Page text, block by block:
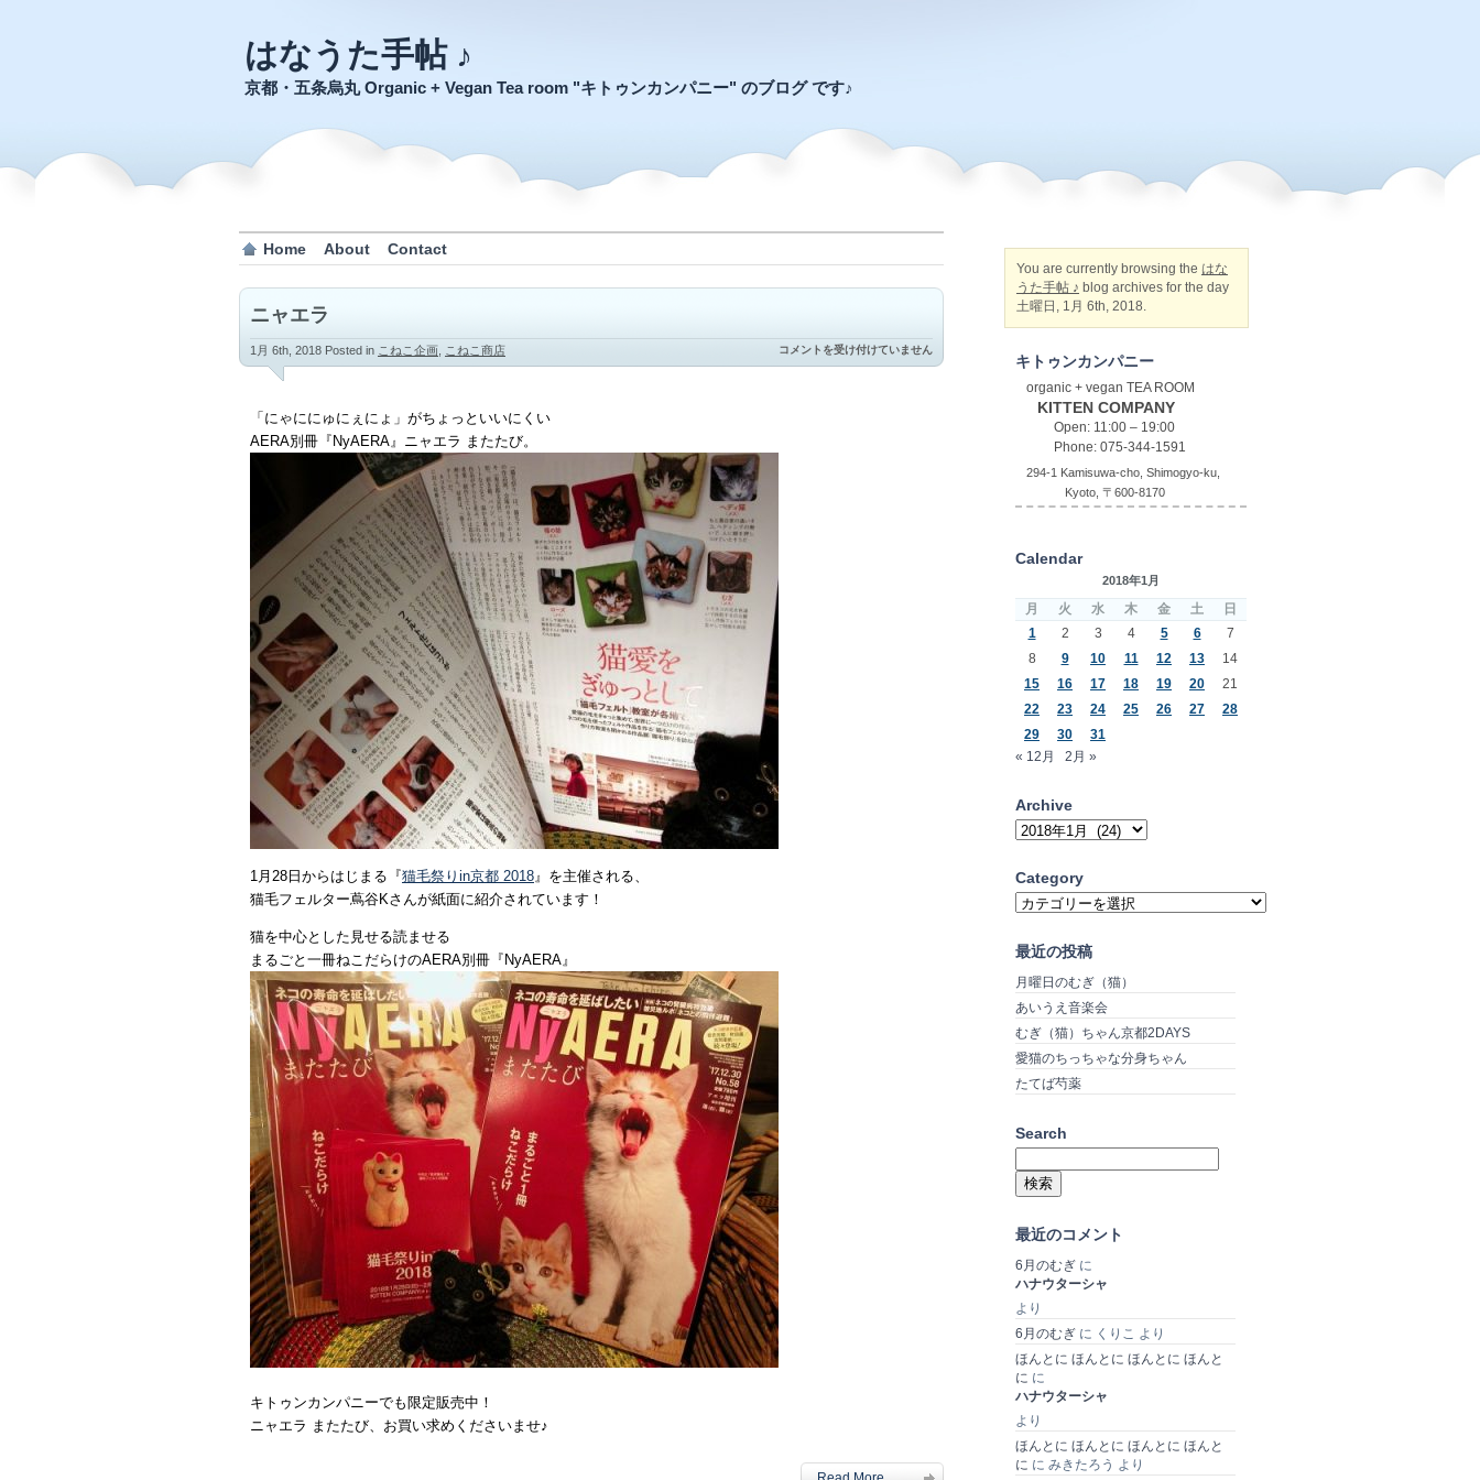
はなうた手帖 ♪
京都・五条烏丸 Organic + Vegan Tea room "キトゥンカンパニー" のブログ です♪
Home About Contact
ニャエラ
1月 6th, 2018 Posted in こねこ企画 こねこ商店
ニ
ャ
コメントを受け付けていません
「にゃににゅにぇにょ」がちょっといいにくい
AERA別冊『NyAERA』ニャエラ またたび。
1月28日からはじまる『猫毛祭りin京都 2018 』を主催される、
猫毛フェルター蔦谷Kさんが紙面に紹介されています！
猫を中心とした見せる読ませる
まるごと一冊ねこだらけのAERA別冊『NyAERA』
キトゥンカンパニーでも限定販売中！
ニャエラ またたび、お買い求めくださいませ♪
You are currently browsing the はな
うた手帖 ♪ blog archives for the day
土曜日, 1月 6th, 2018.
キトゥンカンパニー
organic + vegan TEA ROOM
KITTEN COMPANY
Open: 11:00 – 19:00
Phone: 075-344-1591
294-1 Kamisuwa-cho, Shimogyo-ku,
Kyoto, 〒600-8170
Calendar
2018年1月
月 火 水 木 金 土
日
1
2 3 4 5 6
7
8
9 10 11 12 13
14
15
16 17 18 19 20
21
22
23 24 25 26 27
28
29
30
31
« 12月
2月 »
Archive
Archive
Category
Category
最近の投稿
月曜日のむぎ（猫）
あいうえ音楽会
むぎ（猫）ちゃん京都2DAYS
愛猫のちっちゃな分身ちゃん
たてば芍薬
Search
索:
最近のコメント
6月のむぎ に
ハナウターシャ
より
6月のむぎ に くりこ より
ほんとに ほんとに ほんとに ほんと
に に
ハナウターシャ
より
ほんとに ほんとに ほんとに ほんと
に に みきたろう より